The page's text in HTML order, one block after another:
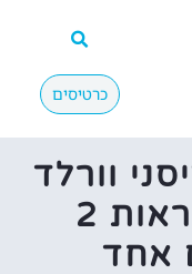
כרטיסים
וורלד
"Hopper" – לראות 2
אחד